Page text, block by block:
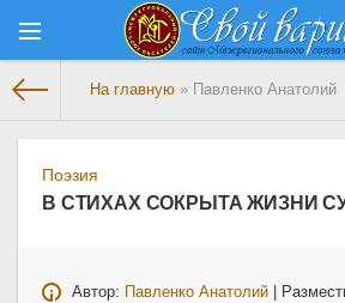
На главную » Павленко Анатолий
Поэзия
В СТИХАХ СОКРЫТА ЖИЗНИ
Автор:
Павленко Анатолий |